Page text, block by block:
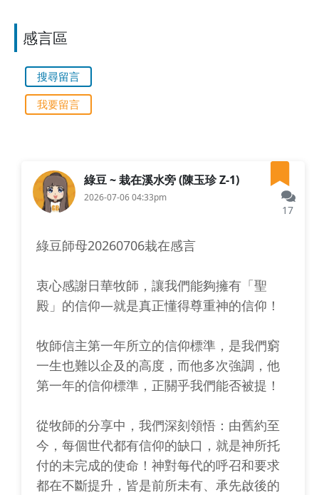
感言區
搜尋留言
我要留言
綠豆 ~ 栽在溪水旁 (陳玉珍 Z-1)
2026-07-06 04:33pm
17
綠豆師母20260706栽在感言
衷心感謝日華牧師，讓我們能夠擁有「聖
殿」的信仰—就是真正懂得尊重神的信仰！
牧師信主第一年所立的信仰標準，是我們窮
一生也難以企及的高度，而他多次強調，他
第一年的信仰標準，正關乎我們能否被提！
從牧師的分享中，我們深刻領悟：由舊約至
今，每個世代都有信仰的缺口，就是神所托
付的未完成的使命！神對每代的呼召和要求
都在不斷提升，皆是前所未有、承先啟後的